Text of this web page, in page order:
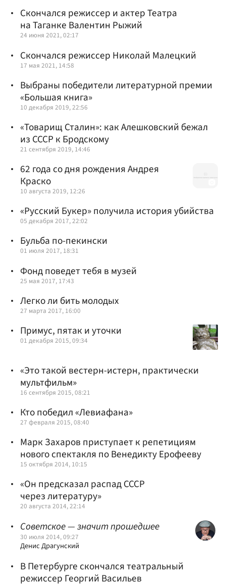
Скончался режиссер и актер Театра
на Таганке Валентин Рыжий
24 июня 2021, 02:17
Скончался режиссер Николай Малецкий
17 мая 2021, 14:58
Выбраны победители литературной премии
«Большая книга»
10 декабря 2019, 22:56
«Товарищ Сталин»: как Алешковский бежал
из СССР к Бродскому
21 сентября 2019, 14:46
62 года со дня рождения Андрея
Краско
10 августа 2019, 12:26
«Русский Букер» получила история убийства
05 декабря 2017, 22:02
Бульба по-пекински
01 июля 2017, 18:31
Фонд поведет тебя в музей
25 мая 2017, 17:43
Легко ли бить молодых
27 марта 2017, 16:00
Примус, пятак и уточки
01 декабря 2015, 09:34
«Это такой вестерн-истерн, практически
мультфильм»
16 сентября 2015, 08:21
Кто победил «Левиафана»
27 февраля 2015, 08:40
Марк Захаров приступает к репетициям
нового спектакля по Венедикту Ерофееву
15 октября 2014, 10:15
«Он предсказал распад СССР
через литературу»
20 августа 2014, 22:14
Советское — значит прошедшее
30 июля 2014, 09:27
Денис Драгунский
В Петербурге скончался театральный
режиссер Георгий Васильев